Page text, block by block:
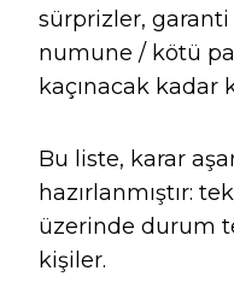
sürprizler, garanti
numune / kötü
kaçınacak kadar
Bu liste, karar
hazırlanmıştır:
üzerinde durum
kişiler.